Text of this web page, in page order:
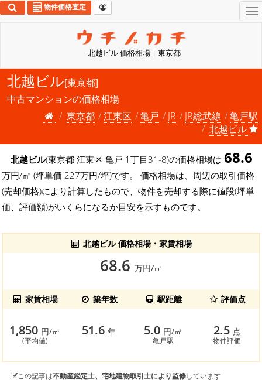
北越ビル 価格相場 | 東京都
物件価格査定
北越ビル[東京都]
中古マンションの価格相場
東京都
江東区 亀戸 JR JR総武線
亀戸駅
北越ビル
北越ビル(東京都 江東区 亀戸 1丁目31-8)の価格相場は 68.6
万円/㎡ (坪単価 227万円/坪)です。 価格相場は、周辺の取引価格
(売却価格)により計算したもので、物件を売却する際に値段(坪単
価、評価額)がいくらになるか目安を示すものです。
北越ビル 価格相場・家賃相場
68.6 万円/㎡
家賃相場 築年数 駅距離 評価点
1,850 円/㎡
(平均値)
51.6年 5.0 円/㎡
亀戸駅
2.5 点
物件評価
この記事は不動産鑑定士、宅地建物取引士により監修しています